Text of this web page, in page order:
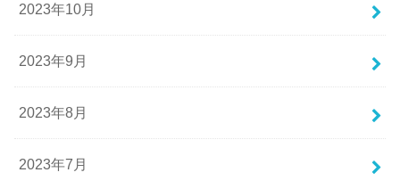
2023年10月
2023年9月
2023年8月
2023年7月